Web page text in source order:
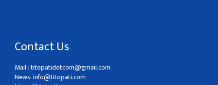
Contact Us
Mail :titopatidotcom@gmail.com
News:info@titopati.com